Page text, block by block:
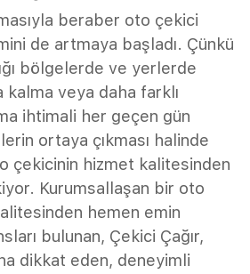
beraber oto çekici
de artmaya başladı. Çünkü
bölgelerde ve yerlerde
veya daha farklı
ihtimali her geçen gün
ortaya çıkması halinde
çekicinin hizmet kalitesinden
Kurumsallaşan bir oto
hemen emin
bulunan, Çekici Çağır,
dikkat eden, deneyimli